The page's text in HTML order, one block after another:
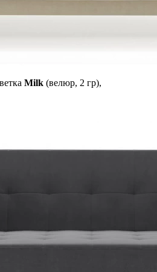
Milk (велюр, 2 гр),